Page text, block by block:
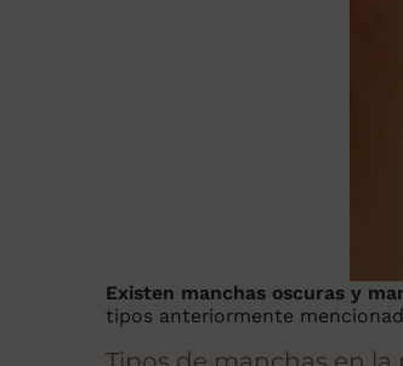
Existen manchas oscuras y
tipos anteriormente